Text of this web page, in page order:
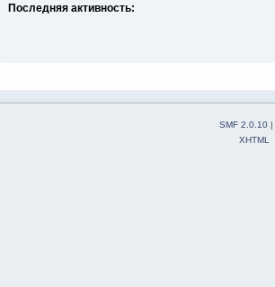
Последняя активность:
SMF 2.0.10 |
XHTML